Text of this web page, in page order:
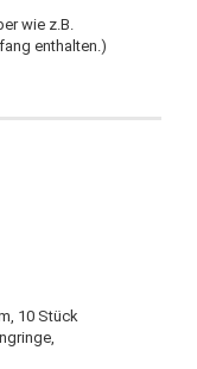
wie z.B.
enthalten.)
10 Stück